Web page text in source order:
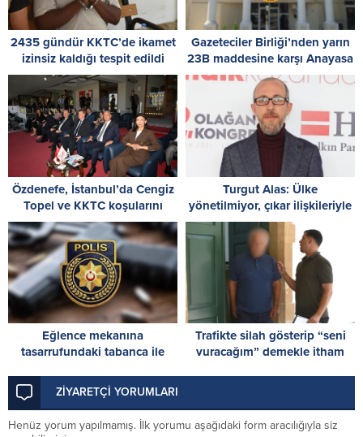
2435 gündür KKTC’de ikamet
izinsiz kaldığı tespit edildi
Gazeteciler Birliği’nden yarın
23B maddesine karşı Anayasa
Mahkemesi önünde
dayanışma çağrısı
Özdenefe, İstanbul’da Cengiz
Topel ve KKTC koşularını
izledi
Turgut Alas: Ülke
yönetilmiyor, çıkar ilişkileriyle
tüketiliyor!
Eğlence mekanına
tasarrufundaki tabanca ile
Trafikte silah gösterip “seni
vuracağım” demekle itham
ZİYARETÇİ YORUMLARI
Henüz yorum yapılmamış. İlk yorumu aşağıdaki form aracılığıyla siz